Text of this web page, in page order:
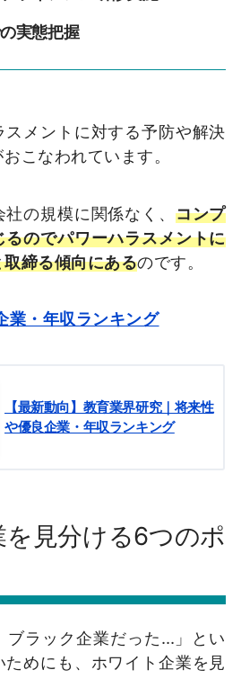
実態把握
メントに対する予防や解決
こなわれています。
の規模に関係なく、 コンプ
のでパワーハラスメントに
締る傾向にあるのです。
業・年収ランキング
【最新動向】教育業界研究｜将来性
や優良企業・年収ランキング
見分ける6つのポ
ブラック企業だった…」とい
ためにも、ホワイト企業を見